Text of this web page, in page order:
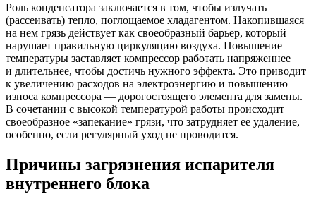
Роль конденсатора заключается в том, чтобы излучать
(рассеивать) тепло, поглощаемое хладагентом. Накопившаяся
на нем грязь действует как своеобразный барьер, который
нарушает правильную циркуляцию воздуха. Повышение
температуры заставляет компрессор работать напряженнее
и длительнее, чтобы достичь нужного эффекта. Это приводит
к увеличению расходов на электроэнергию и повышению
износа компрессора — дорогостоящего элемента для замены.
В сочетании с высокой температурой работы происходит
своеобразное «запекание» грязи, что затрудняет ее удаление,
особенно, если регулярный уход не проводится.
Причины загрязнения испарителя
внутреннего блока